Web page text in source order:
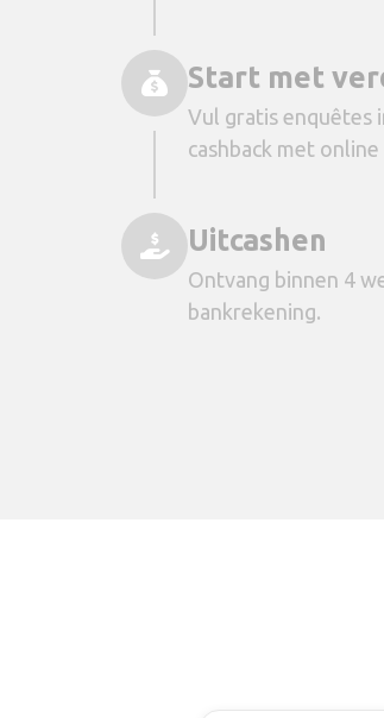
Start met
Vul gratis enquêtes
cashback met
Uitcashen
Ontvang binnen 4
bankrekening.